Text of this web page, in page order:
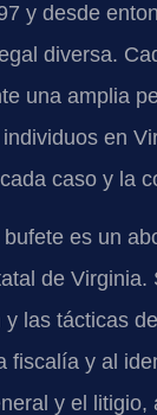
y desde
diversa.
una amplia
en
caso y la
es un
de
y las tácticas
fiscalía y al
y el